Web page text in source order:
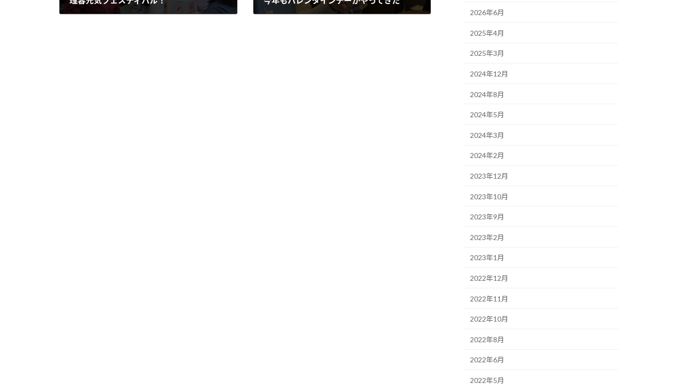
2026年6月
2025年4月
2025年3月
2024年12月
2024年8月
2024年5月
2024年3月
2024年2月
2023年12月
2023年10月
2023年9月
2023年2月
2023年1月
2022年12月
2022年11月
2022年10月
2022年8月
2022年6月
2022年5月